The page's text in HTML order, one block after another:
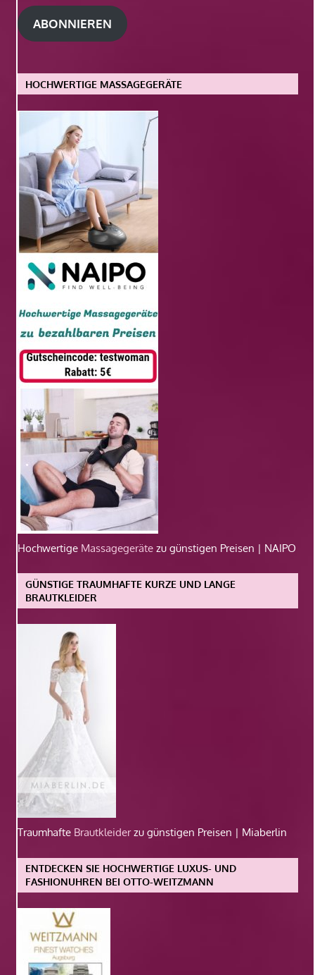
Adresse
ABONNIEREN
HOCHWERTIGE MASSAGEGERÄTE
Hochwertige Massagegeräte zu günstigen Preisen | NAIPO
GÜNSTIGE TRAUMHAFTE KURZE UND LANGE
BRAUTKLEIDER
Traumhafte Brautkleiderzu günstigen Preisen | Miaberlin
ENTDECKEN SIE HOCHWERTIGE LUXUS- UND
FASHIONUHREN BEI OTTO-WEITZMANN